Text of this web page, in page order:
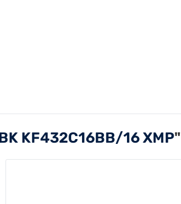
KF432C16BB/16 XMP"